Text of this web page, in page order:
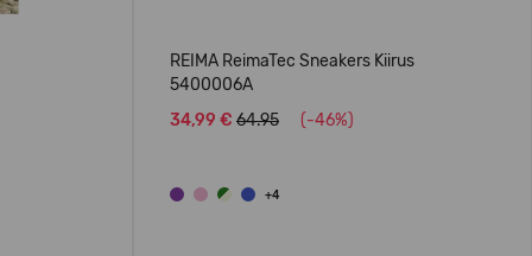
REIMA ReimaTec Sneakers Kiirus
5400006A
34,99 € 64.95 (-46%)
+4